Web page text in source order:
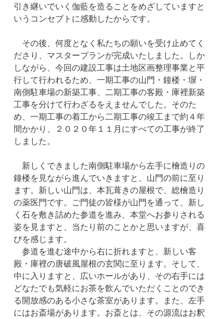
引き継いでいく伽藍を造ることをめざしていますと
いうコンセプトに感動したからです。
その後、何度となく私たちの願いを受け止めてく
ださり、マスタープランが完成いたしました。しか
しながら、今回の建設工事は土地区画整理事業と平
行して行われるため、一期工事の山門・鐘楼・塀・
南側駐車場の新築工事、二期工事の客殿・庫裡新築
工事を分けて行わざるをえませんでした。そのた
め、一期工事の着工から二期工事の竣工まで約４年
間かかり、２０２０年１１月にすべての工事が終了
しました。
新しくできました南側駐車場から左手に檜造りの
鐘楼を見ながら進んでいきますと、山門の前に至り
ます。新しい山門は、本瓦葺きの屋根で、総檜造り
の薬医門です。ご門徒の皆様が山門を通って、新し
く石を敷き詰めた参道を進み、本堂へお参りされる
姿を見ますと、当たり前のことかと思いますが、喜
びを感じます。
参道を進む途中から右に折れますと、新しい客
殿・庫裡の唐破風屋根の玄関に至ります。そして、
中に入りますと、広いホールがあり、その右手には
どなたでも気軽にお茶を飲んでいただくことのでき
る開放感のある小さな茶室があります。また、左手
にはお斎場があります。お斎とは、その源流はお釈